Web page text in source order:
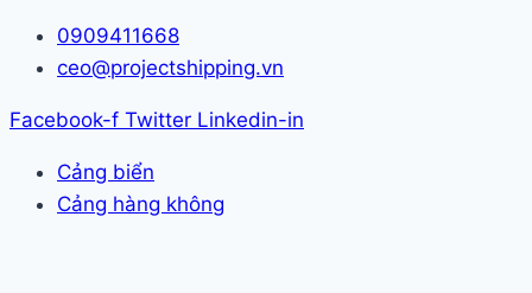
Skip
0909411668
ceo@projectshipping.vn
Facebook-f Twitter Linkedin-in
Cảng biển
Cảng hàng không